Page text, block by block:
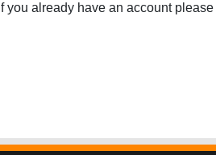
If you already have an account please